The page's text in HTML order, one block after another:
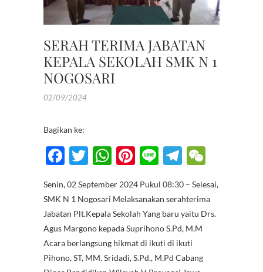
SERAH TERIMA JABATAN
KEPALA SEKOLAH SMK N 1
NOGOSARI
02/09/2024
Bagikan ke:
F
e
b
o
o
T
itt
er
W
at
s
A
p
Pi
er
es
t
Li
e
T
e
gr
a
m
C
h
Senin, 02 September 2024 Pukul 08:30 – Selesai,
SMK N 1 Nogosari Melaksanakan serahterima
Jabatan Plt.Kepala Sekolah Yang baru yaitu Drs.
Agus Margono kepada Suprihono S.Pd, M.M
Acara berlangsung hikmat di ikuti di ikuti
Pihono, ST, MM. Sridadi, S.Pd., M.Pd Cabang